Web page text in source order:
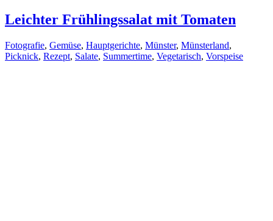
Leichter Frühlingssalat mit Tomaten
Fotografie, Gemüse, Hauptgerichte, Münster, Münsterland,
Picknick, Rezept, Salate, Summertime, Vegetarisch, Vorspeise